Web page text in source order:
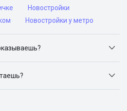
Новостройки
Новостройки у метро
Яндекс.Недвижимость,